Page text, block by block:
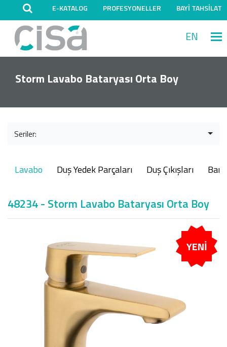
E-KATALOG PROFESYONELLER BAYİ TAHSİLAT
EN
Storm Lavabo Bataryası Orta Boy
Seriler:
Lavabo Duş Yedek Parçaları Duş Çıkışları
48234 - Storm Lavabo Bataryası Orta Boy
YENİ